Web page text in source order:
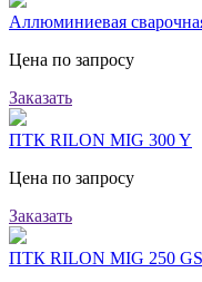
Аллюминиевая
Цена по запросу
Заказать
ПТК RILON MIG 300 Y
Цена по запросу
Заказать
ПТК RILON MIG 250 GS